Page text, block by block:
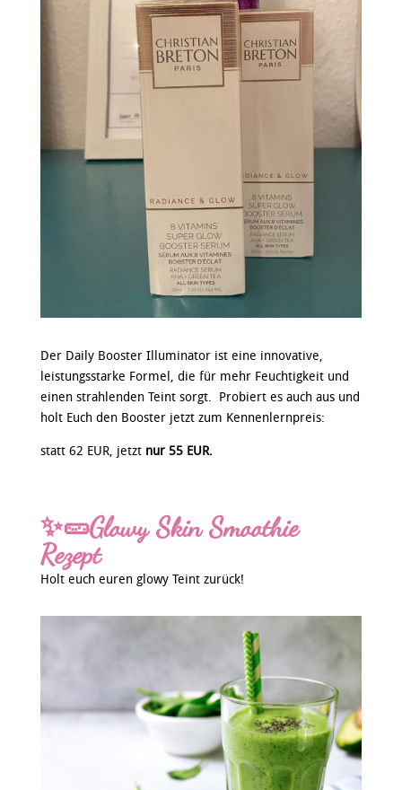
Der Daily Booster Illuminator ist eine innovative,
leistungsstarke Formel, die für mehr Feuchtigkeit und
einen strahlenden Teint sorgt. Probiert es auch aus und
holt Euch den Booster jetzt zum Kennenlernpreis:
statt 62 EUR, jetzt nur 55 EUR.
✨🥒Glowy Skin Smoothie
Rezept
Holt euch euren glowy Teint zurück!